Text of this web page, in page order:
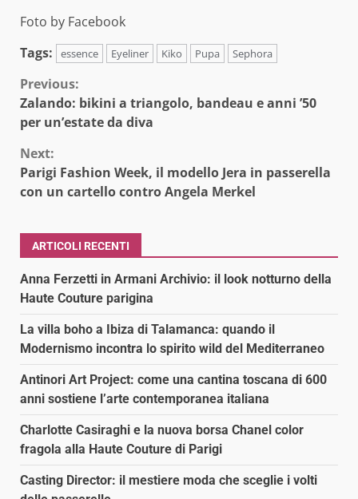
Foto by Facebook
Tags:
essence Eyeliner Kiko Pupa Sephora
Continue
Reading
Previous:
Zalando: bikini a triangolo, bandeau e anni ’50
per un’estate da diva
Next:
Parigi Fashion Week, il modello Jera in passerella
con un cartello contro Angela Merkel
ARTICOLI RECENTI
Anna Ferzetti in Armani Archivio: il look notturno della
Haute Couture parigina
La villa boho a Ibiza di Talamanca: quando il
Modernismo incontra lo spirito wild del Mediterraneo
Antinori Art Project: come una cantina toscana di 600
anni sostiene l’arte contemporanea italiana
Charlotte Casiraghi e la nuova borsa Chanel color
fragola alla Haute Couture di Parigi
Casting Director: il mestiere moda che sceglie i volti